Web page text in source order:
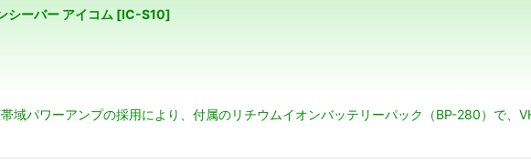
ーバー アイコム [IC-S10]
パワーアンプの採用により、付属のリチウムイオンバッテリーパック（BP-280）で、